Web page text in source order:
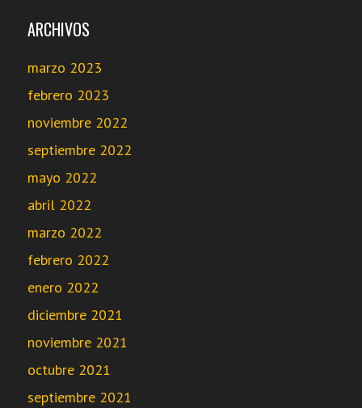
ARCHIVOS
marzo 2023
febrero 2023
noviembre 2022
septiembre 2022
mayo 2022
abril 2022
marzo 2022
febrero 2022
enero 2022
diciembre 2021
noviembre 2021
octubre 2021
septiembre 2021